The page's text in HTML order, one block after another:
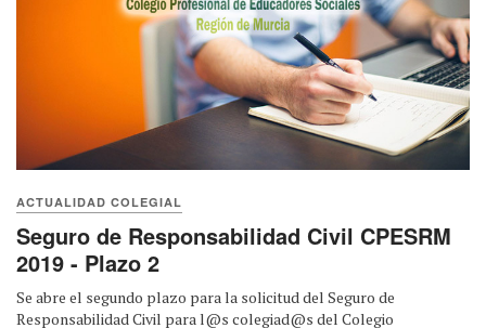
ACTUALIDAD COLEGIAL
Seguro de Responsabilidad Civil CPESRM
2019 - Plazo 2
Se abre el segundo plazo para la solicitud del Seguro de
Responsabilidad Civil para l@s colegiad@s del Colegio